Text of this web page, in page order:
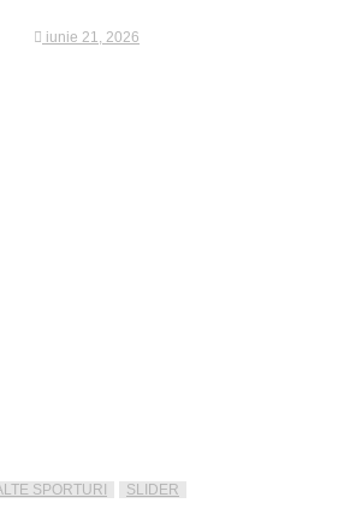
iunie 21, 2026
SPORTURI SLIDER